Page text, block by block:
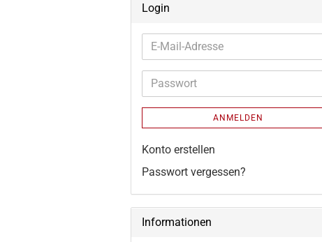
Login
E-
Mail-
Adresse
Passwort
ANMELDEN
Konto erstellen
Passwort vergessen?
Informationen